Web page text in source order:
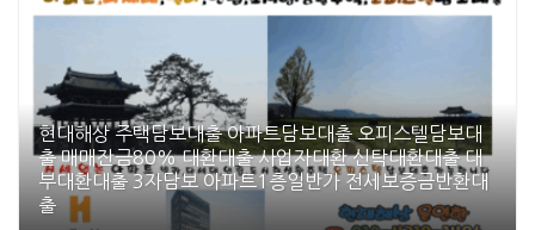
현대해상 주택담보대출 아파트담보대출 오피스텔담보대
출 매매잔금80% 대환대출 사업자대환 신탁대환대출 대
부대환대출 3자담보 아파트1층일반가 전세보증금반환대
출